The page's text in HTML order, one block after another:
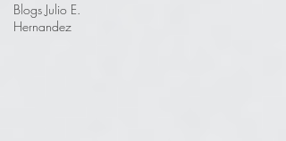
Blogs Julio E.
Hernandez